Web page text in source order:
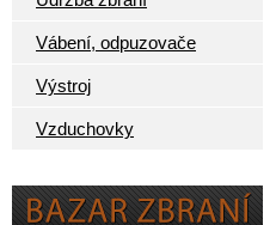
Vábení, odpuzovače
Výstroj
Vzduchovky